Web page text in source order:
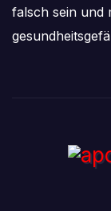
falsch sein und